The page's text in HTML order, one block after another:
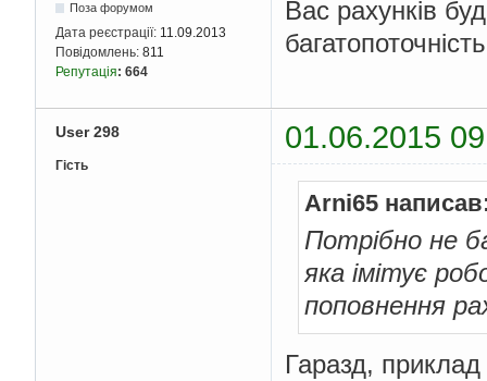
Поза форумом
Дата реєстрації: 11.09.2013
Повідомлень: 811
Репутація: 664
Вас рахунків
User 298 01.06.2015
Гість
Arni65
Потрібно не
яка імітує
поповнення
Гаразд,